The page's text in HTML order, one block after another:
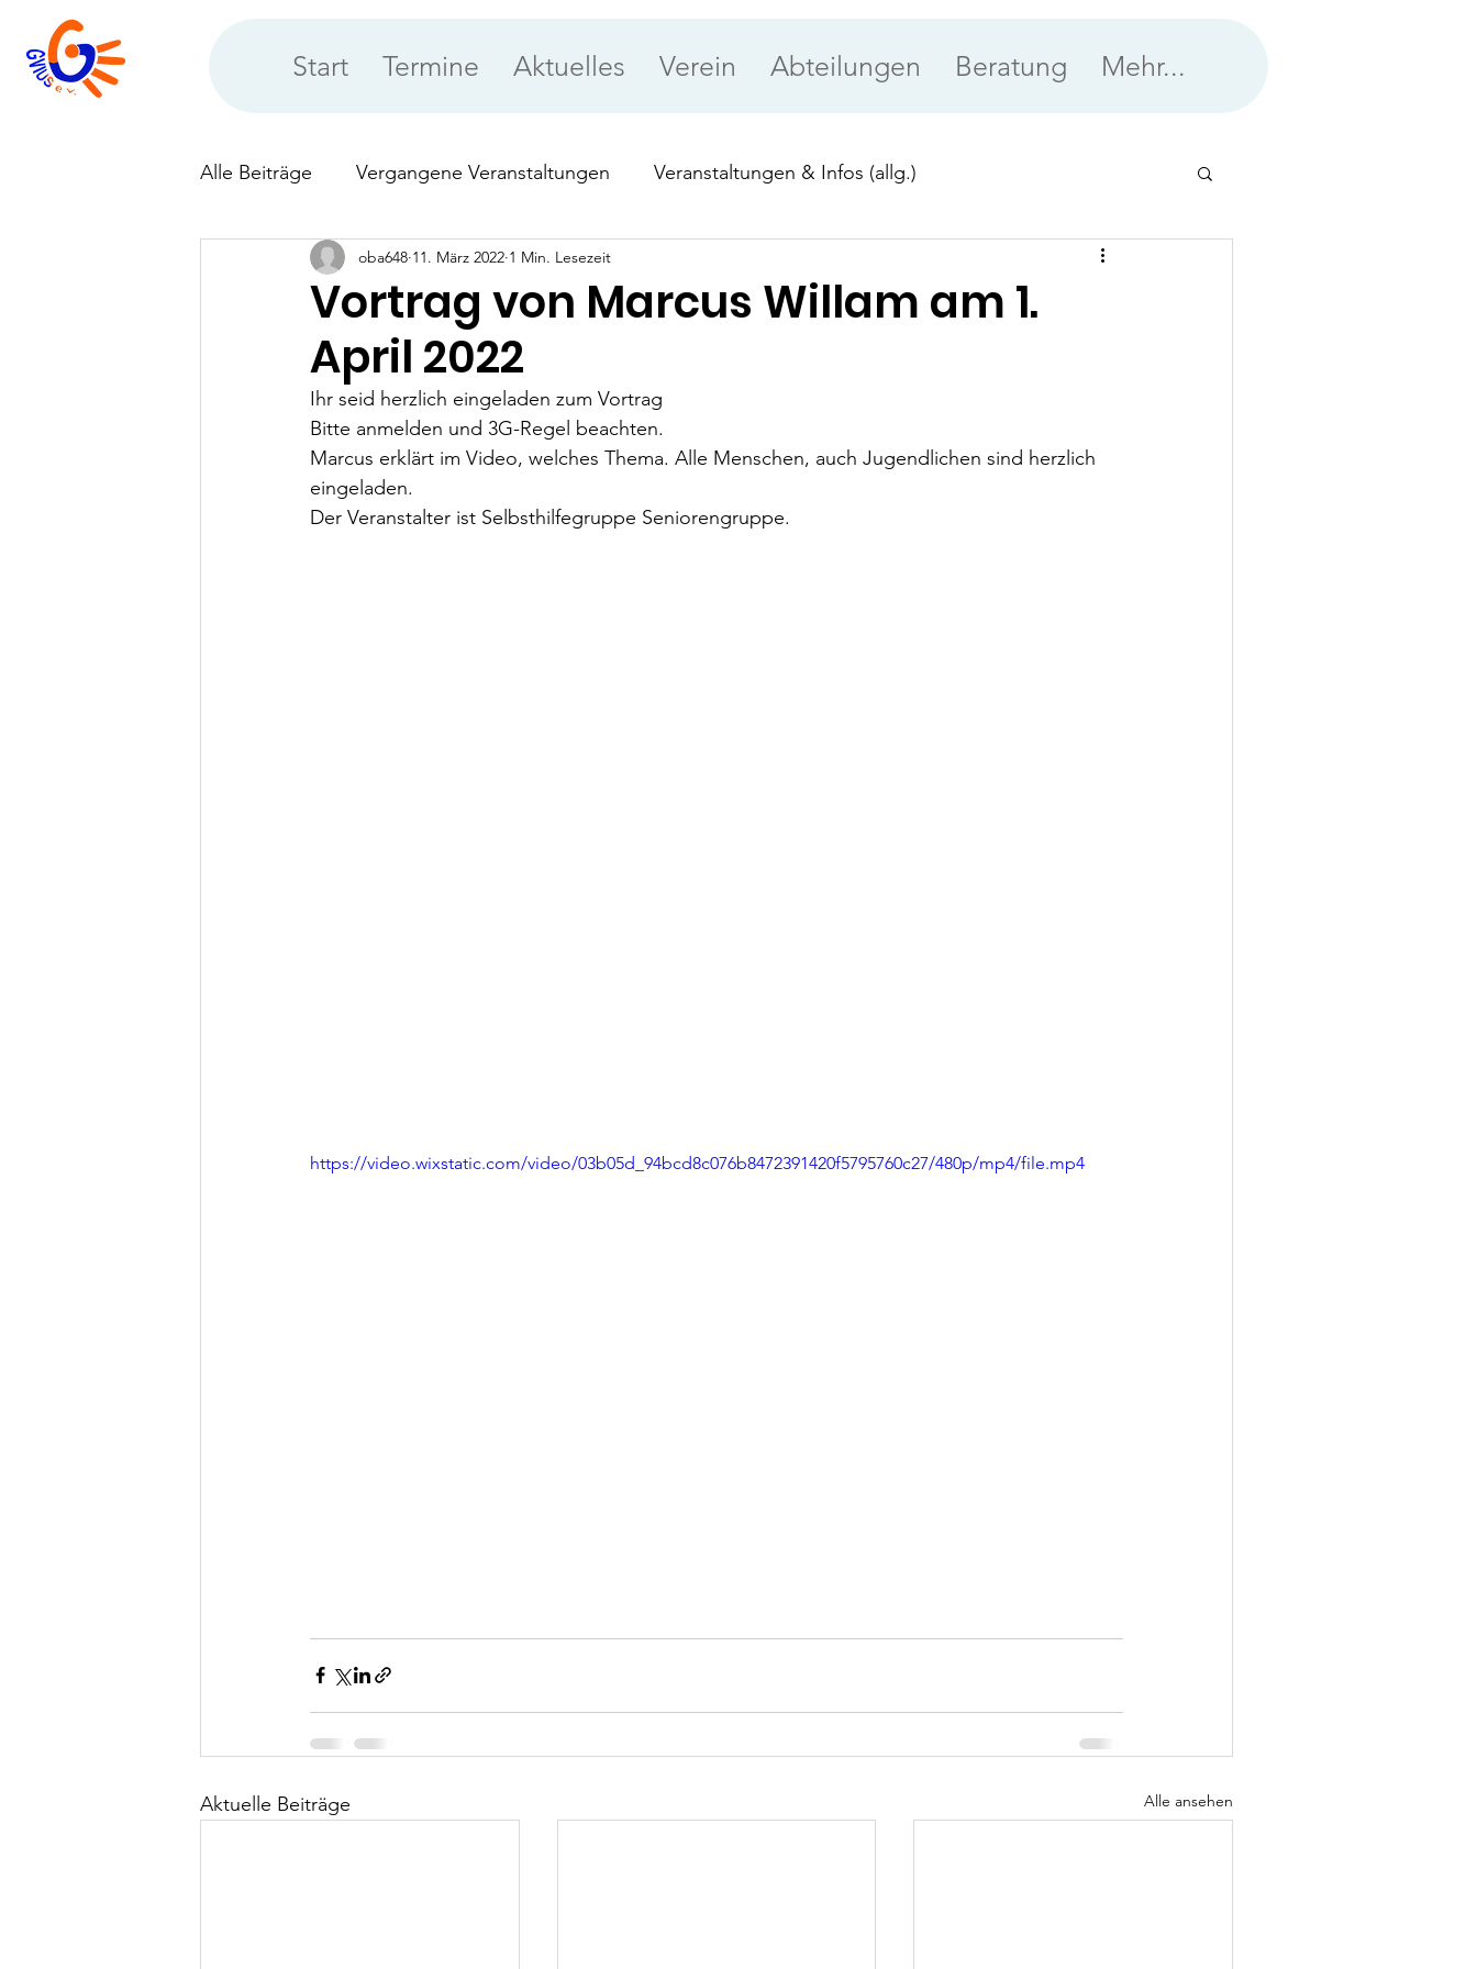
Start Termine Aktuelles Verein Abteilungen Beratung Mehr...
Alle Beiträge Vergangene Veranstaltungen Veranstaltungen & Infos (allg.)
Neues aus der Vereinsberatung Priorität
Vortrag von Marcus Willam am 1.
April 2022
oba648 11. März 2022 1 Min. Lesezeit
Ihr seid herzlich eingeladen zum Vortrag
Bitte anmelden und 3G-Regel beachten.
Marcus erklärt im Video, welches Thema. Alle Menschen, auch Jugendlichen sind herzlich
eingeladen.
Der Veranstalter ist Selbsthilfegruppe Seniorengruppe.
https://video.wixstatic.com/video/03b05d_94bcd8c076b8472391420f5795760c27/480p/mp4/file.mp4
Aktuelle Beiträge Alle ansehen